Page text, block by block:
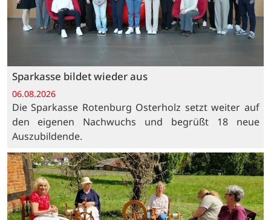
Sparkasse bildet wieder aus
06.08.2026
Die Sparkasse Rotenburg Osterholz setzt weiter auf
den eigenen Nachwuchs und begrüßt 18 neue
Auszubildende.